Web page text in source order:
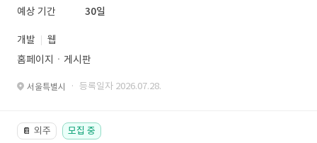
예상 기간
30일
개발
웹
홈페이지ㆍ게시판
서울특별시 · 등록일자 2026.07.28.
📔 외주 모집 중